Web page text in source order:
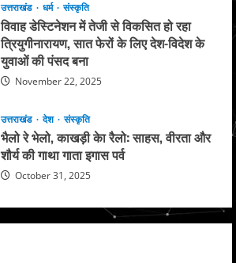
उत्तराखंड धर्म संस्कृति
विवाह डेस्टिनेशन में तेजी से विकसित हो रहा
त्रियुगीनारायण, सात फेरों के लिए देश-विदेश के
युवाओं की पंसद बना
November 22, 2025
उत्तराखंड देश संस्कृति
भैलो रे भेलो, काखड़ी केा रैलो: साहस, वीरता और
शौर्य की गाथा गाता इगास पर्व
October 31, 2025